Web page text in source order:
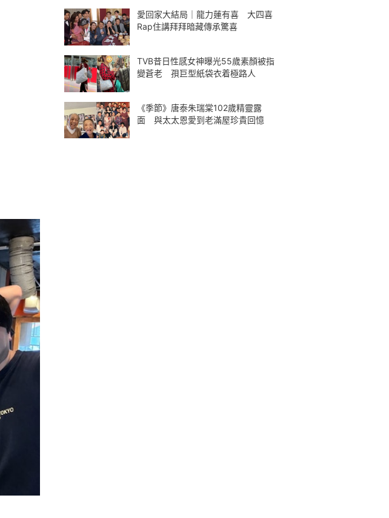
愛回家大結局｜龍力蓮有喜 大四喜
Rap住講拜拜暗藏傳承驚喜
TVB昔日性感女神曝光55歲素顏被指
變蒼老 孭巨型紙袋衣着極路人
《季節》唐泰朱瑞棠102歲精靈露
面 與太太恩愛到老滿屋珍貴回憶